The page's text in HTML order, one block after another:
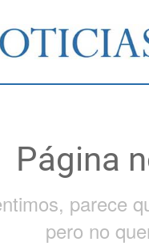
Página
parece
pero no